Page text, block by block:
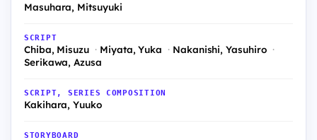
Masuhara, Mitsuyuki
SCRIPT
Chiba, Misuzu Miyata, Yuka
Nakanishi, Yasuhiro
Serikawa, Azusa
SCRIPT, SERIES COMPOSITION
Kakihara, Yuuko
STORYBOARD